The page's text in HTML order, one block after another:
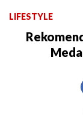
LIFESTYLE